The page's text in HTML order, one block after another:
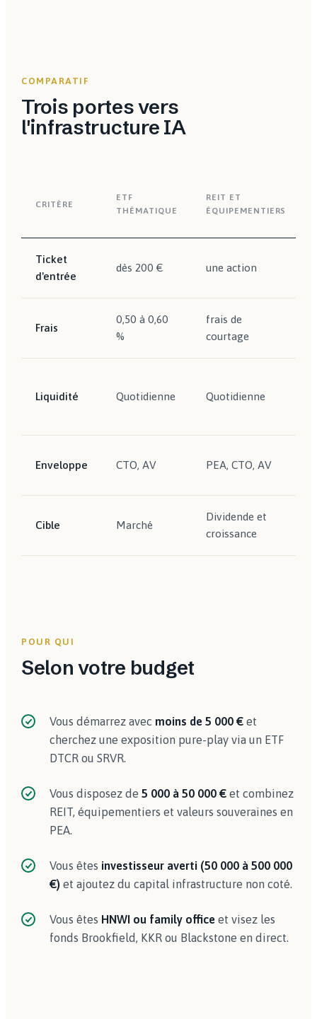
COMPARATIF
Trois portes vers
l'infrastructure IA
CRITÈRE
ETF
THÉMATIQUE
REIT ET
ÉQUIPEMENTIERS
Ticket
d'entrée
dès 200 € une action
Frais
0,50 à 0,60
%
frais de
courtage
Liquidité Quotidienne Quotidienne
Enveloppe CTO, AV PEA, CTO, AV
Cible Marché
Dividende et
croissance
POUR QUI
Selon votre budget
Vous démarrez avec moins de 5 000 € et
cherchez une exposition pure-play via un ETF
DTCR ou SRVR.
Vous disposez de 5 000 à 50 000 € et combinez
REIT, équipementiers et valeurs souveraines en
PEA.
Vous êtes investisseur averti (50 000 à 500 000
€) et ajoutez du capital infrastructure non coté.
Vous êtes HNWI ou family office et visez les
fonds Brookfield, KKR ou Blackstone en direct.